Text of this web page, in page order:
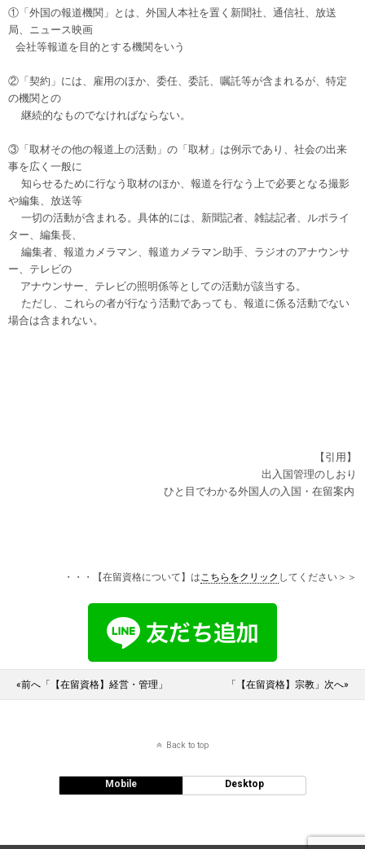
①「外国の報道機関」とは、外国人本社を置く新聞社、通信社、放送
局、ニュース映画
会社等報道を目的とする機関をいう
②「契約」には、雇用のほか、委任、委託、嘱託等が含まれるが、特定
の機関との
継続的なものでなければならない。
③「取材その他の報道上の活動」の「取材」は例示であり、社会の出来
事を広く一般に
知らせるために行なう取材のほか、報道を行なう上で必要となる撮影
や編集、放送等
一切の活動が含まれる。具体的には、新聞記者、雑誌記者、ルポライ
ター、編集長、
編集者、報道カメラマン、報道カメラマン助手、ラジオのアナウンサ
ー、テレビの
アナウンサー、テレビの照明係等としての活動が該当する。
ただし、これらの者が行なう活動であっても、報道に係る活動でない
場合は含まれない。
【引用】
出入国管理のしおり
ひと目でわかる外国人の入国・在留案内
・・・【在留資格について】はこちらをクリック してください＞＞
«前へ「【在留資格】経営・管理」 「【在留資格】宗教」次へ»
Back to top
Mobile Desktop